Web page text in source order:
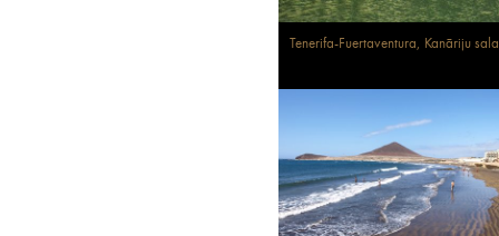
Tenerifa-Fuertaventura, Kanāriju